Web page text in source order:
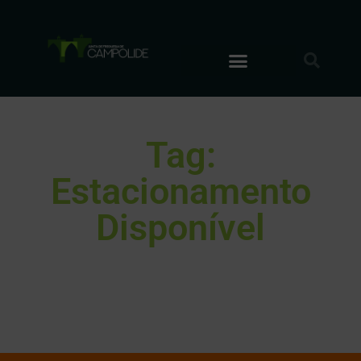
Tag:
Estacionamento
Disponível